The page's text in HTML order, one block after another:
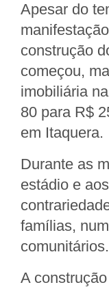
Apesar do
construção
começou,
imobiliária
80 para R$
em Itaquera.
Durante as
estádio e
famílias,
comunitários.
A